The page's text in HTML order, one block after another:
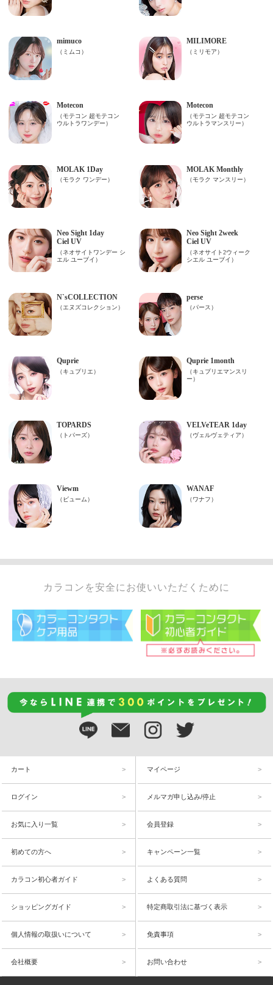
カラコンを安全にお使いいただくために
カート マイページ
ログイン メルマガ申し込み/停止
お気に入り一覧 会員登録
初めての方へ キャンペーン一覧
カラコン初心者ガイド よくある質問
ショッピングガイド 特定商取引法に基づく表示
個人情報の取扱いについて 免責事項
会社概要 お問い合わせ